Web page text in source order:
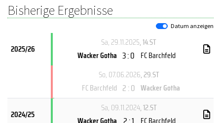
Bisherige Ergebnisse
Datum anzeigen
2025/26
Sa, 29.11.2025, 14.ST
Wacker Gotha 3 : 0 FC Barchfeld
So, 07.06.2026, 29.ST
FC Barchfeld 2 : 0 Wacker Gotha
2024/25
Sa, 09.11.2024, 12.ST